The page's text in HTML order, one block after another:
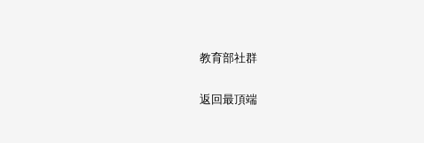
教育部社群
返回最頂端